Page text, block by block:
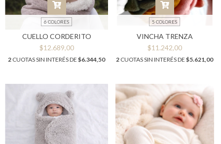
6 COLORES
CUELLO CORDERITO
$12.689,00
2 CUOTAS SIN INTERÉS DE $6.344,50
5 COLORES
VINCHA TRENZA
$11.242,00
2 CUOTAS SIN INTERÉS DE $5.621,00